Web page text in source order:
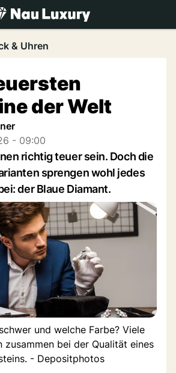
& Uhren
der Welt
- 09:00
richtig teuer sein. Doch die
sprengen wohl jedes
der Blaue Diamant.
und welche Farbe? Viele
zusammen bei der Qualität eines
- Depositphotos